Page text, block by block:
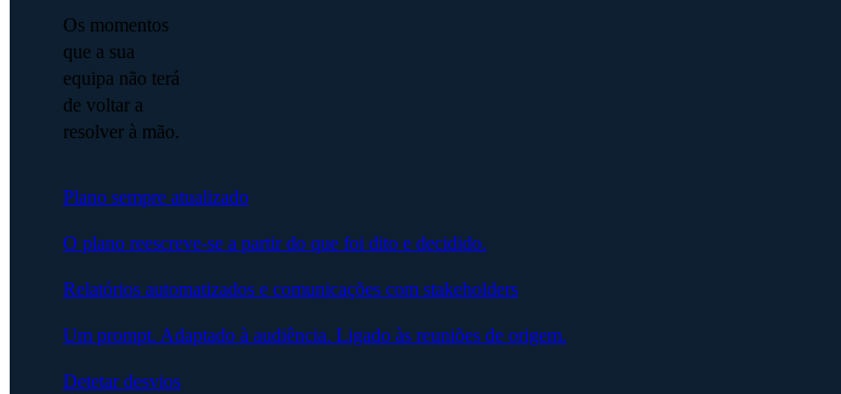
Os momentos
que a sua
equipa não terá
de voltar a
resolver à mão.
Plano sempre atualizado
O plano reescreve-se a partir do que foi dito e decidido.
Relatórios automatizados e comunicações com stakeholders
Um prompt. Adaptado à audiência. Ligado às reuniões de origem.
Detetar desvios